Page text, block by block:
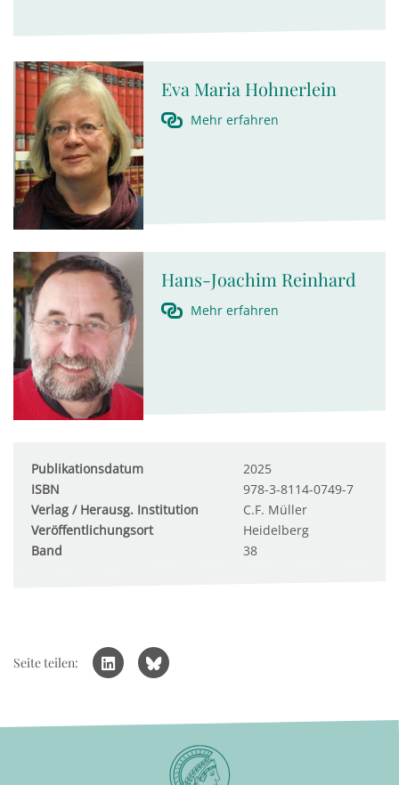
Eva Maria Hohnerlein
Mehr erfahren
Hans-Joachim Reinhard
Mehr erfahren
Publikationsdatum
2025
ISBN
978-3-8114-0749-7
Verlag / Herausg. Institution
C.F. Müller
Veröffentlichungsort
Heidelberg
Band
38
Seite teilen: